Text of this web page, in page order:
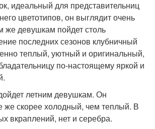
идеальный для представительниц
цветотипов, он выглядит очень
же девушкам пойдет столь
последних сезонов клубничный
теплый, уютный и оригинальный,
по-настоящему яркой и
летним девушкам. Он
же скорее холодный, чем теплый. В
вкраплений, нет и серебра.